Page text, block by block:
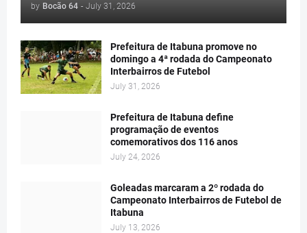
by Bocão 64 - July 31, 2026
Prefeitura de Itabuna promove no
domingo a 4ª rodada do Campeonato
Interbairros de Futebol
July 31, 2026
Prefeitura de Itabuna define
programação de eventos
comemorativos dos 116 anos
July 24, 2026
Goleadas marcaram a 2º rodada do
Campeonato Interbairros de Futebol de
Itabuna
July 13, 2026